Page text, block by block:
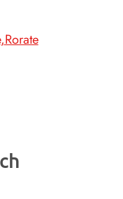
Rorate